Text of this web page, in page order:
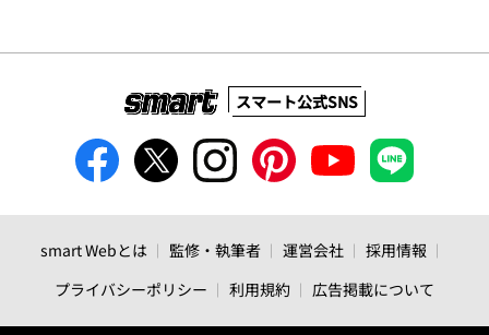
スマート公式SNS
smart Webとは 監修・執筆者 運営会社
採用情報
プライバシーポリシー
利用規約 広告掲載について